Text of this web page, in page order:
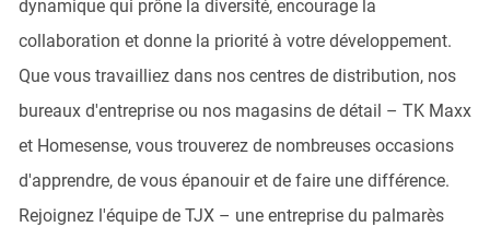
dynamique qui prône la diversité, encourage la
collaboration et donne la priorité à votre développement.
Que vous travailliez dans nos centres de distribution, nos
bureaux d'entreprise ou nos magasins de détail – TK Maxx
et Homesense, vous trouverez de nombreuses occasions
d'apprendre, de vous épanouir et de faire une différence.
Rejoignez l'équipe de TJX – une entreprise du palmarès